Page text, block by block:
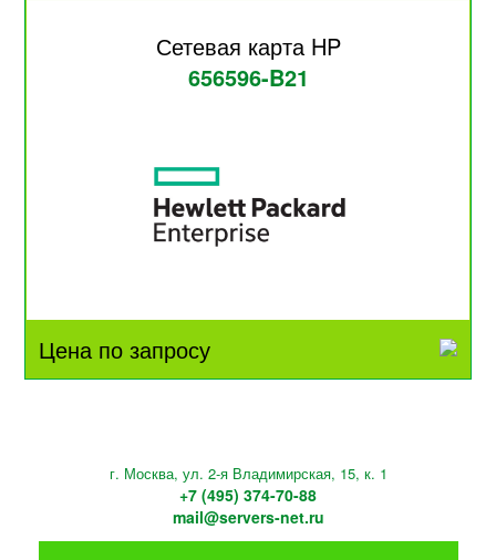
Сетевая карта HP
656596-B21
Цена по запросу
г. Москва, ул. 2-я Владимирская, 15, к. 1
+7 (495) 374-70-88
mail@servers-net.ru